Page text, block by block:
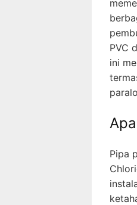
PVC
ini
Pipa